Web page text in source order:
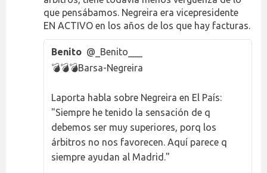
que pensábamos. Negreira era vicepresidente
EN ACTIVO en los años de los que hay facturas.
Benito @_Benito___
💣💣💣Barsa-Negreira
Laporta habla sobre Negreira en El País:
"Siempre he tenido la sensación de q
debemos ser muy superiores, porq los
árbitros no nos favorecen. Aquí parece q
siempre ayudan al Madrid."